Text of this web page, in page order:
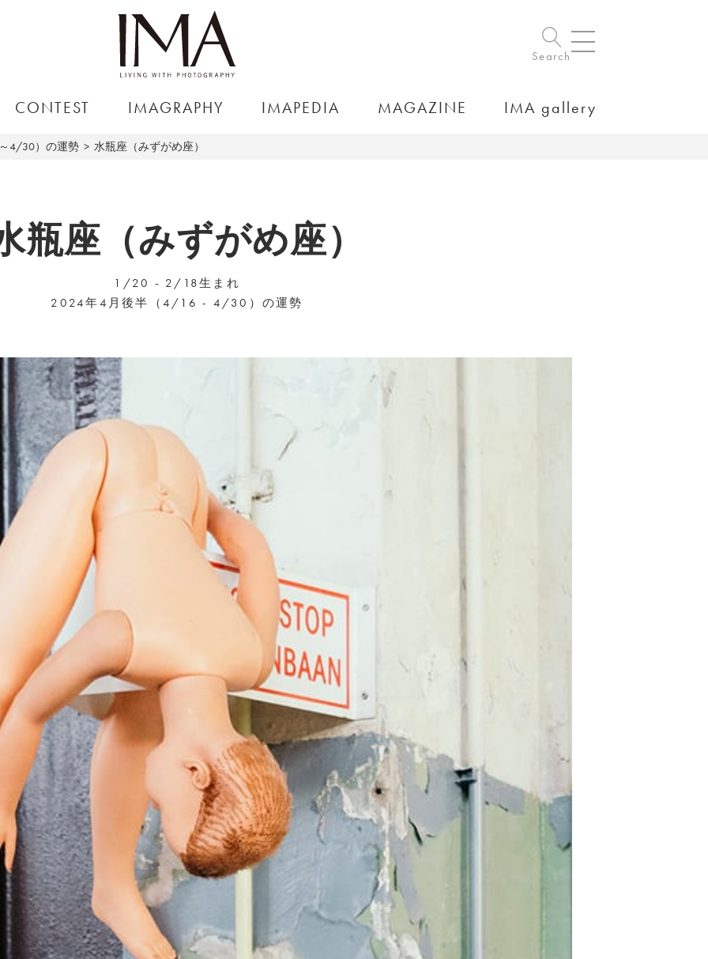
Search
CONTEST IMAGRAPHY IMAPEDIA MAGAZINE IMA gallery
4/30）の運勢 水瓶座（みずがめ座）
瓶座（みずがめ座）
1/20 - 2/18生まれ
2024年4月後半（4/16 - 4/30）の運勢